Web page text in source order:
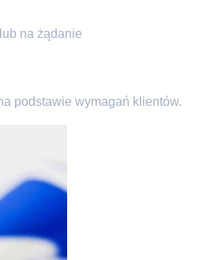
na żądanie
podstawie wymagań klientów.